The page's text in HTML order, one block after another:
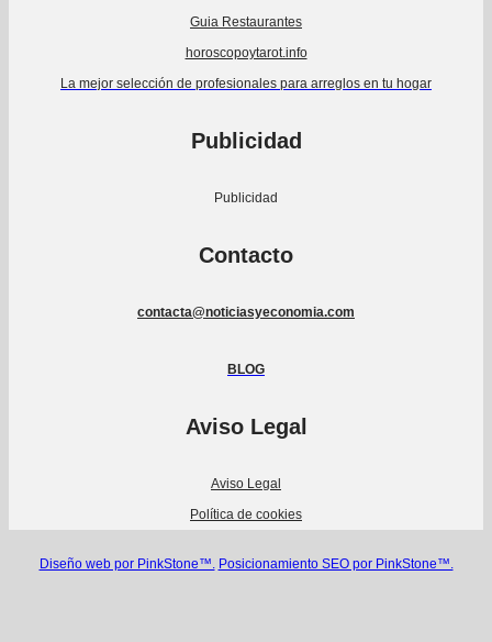
Guia Restaurantes
horoscopoytarot.info
La mejor selección de profesionales para arreglos en tu hogar
Publicidad
Publicidad
Contacto
contacta@noticiasyeconomia.com
BLOG
Aviso Legal
Aviso Legal
Política de cookies
Diseño web por PinkStone™. Posicionamiento SEO por PinkStone™.